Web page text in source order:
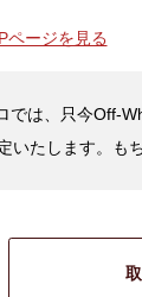
ページを見る
は、只今Off-
たします。も